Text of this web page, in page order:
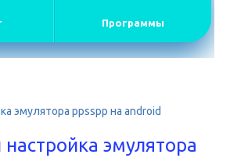
Программы
эмулятора ppsspp на android
настройка эмулятора